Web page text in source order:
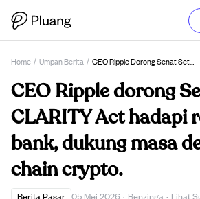
Home / Umpan Berita / CEO Ripple Dorong Senat Setujui CLARITY Act Hadapi Resistensi Bank, Dukung Masa Depan Multi-Chain Crypto.
CEO Ripple dorong
CLARITY Act hadapi
bank, dukung masa
chain crypto.
Berita Pasar 05 Mei 2026 · Benzinga · Lihat